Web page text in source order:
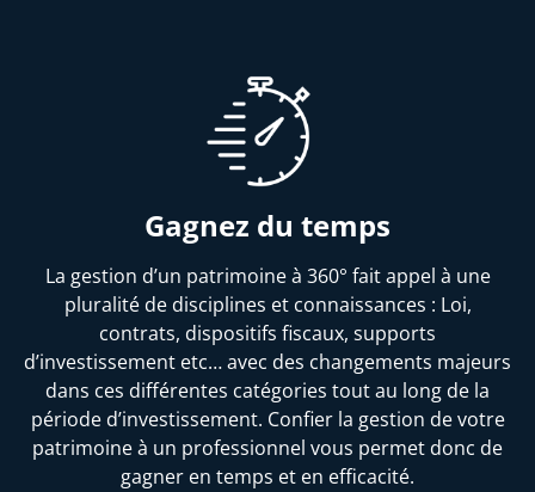
Gagnez du temps
La gestion d’un patrimoine à 360° fait appel à une
pluralité de disciplines et connaissances : Loi,
contrats, dispositifs fiscaux, supports
d’investissement etc… avec des changements majeurs
dans ces différentes catégories tout au long de la
période d’investissement. Confier la gestion de votre
patrimoine à un professionnel vous permet donc de
gagner en temps et en efficacité.